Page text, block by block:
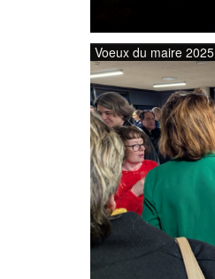
Voeux du maire 2025